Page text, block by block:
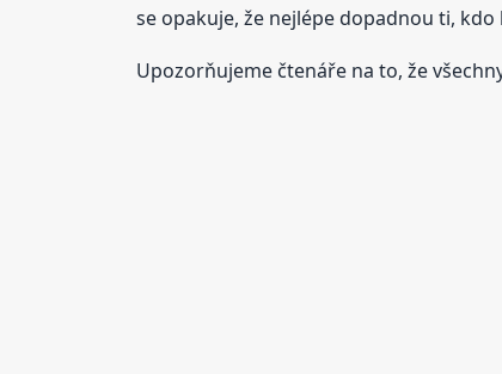
se opakuje, že nejlépe dopadnou ti,
Upozorňujeme čtenáře na to, že